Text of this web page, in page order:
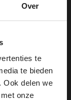
Over
te
te bieden
Ook delen we
onze
dak
bent altijd